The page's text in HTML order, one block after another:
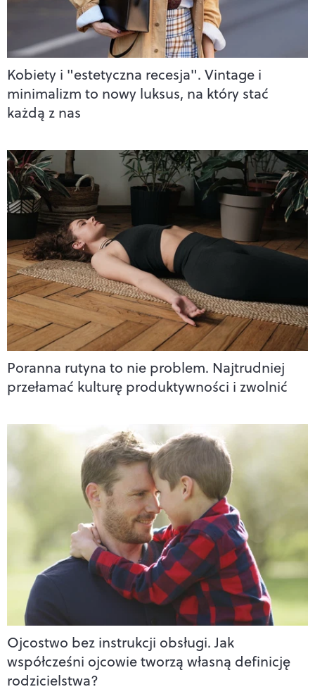
Kobiety i "estetyczna recesja". Vintage i
minimalizm to nowy luksus, na który stać
każdą z nas
Poranna rutyna to nie problem. Najtrudniej
przełamać kulturę produktywności i zwolnić
Ojcostwo bez instrukcji obsługi. Jak
współcześni ojcowie tworzą własną definicję
rodzicielstwa?